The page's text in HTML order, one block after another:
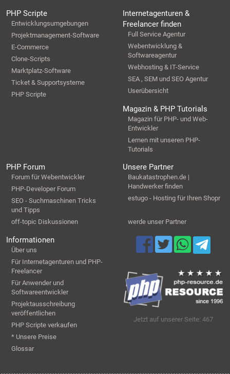
PHP Scripte
Entwicklungsumgebungen
Projektmanagement-Software
E-Commerce
Clone-Scripts
Marktplatz-Software
Ticket & Supportsysteme
PHP Scripte
Internetagenturen &
Freelancer finden
Full Service Agentur
Webentwicklung &
Softwareagentur
Webhosting & IT-Service
SEA , SEM und SEO Agentur
Userübersicht
Magazin & PHP Tutorials
Magazin für PHP- und Web-
Entwickler
Lernen mit unseren PHP-
Tutorials
PHP Forum
Forum für Webentwickler
PHP-Developer Forum
SEO - Suchmaschinen Tricks
und Tipps
off-topic Diskussionen
Unsere Partner
Baukatastrophen.de |
Handwerker finden
estugo - Hosting für Ihren Shopr
werde unser Partner
Informationen
Über uns
Für Internetagenturen und PHP-
Freelancer
Für Anwender und
Softwareentwickler
Projektausschreibung
veröffentlichen
PHP Scripte verkaufen
* Unsere Preise
Glossar
Jetzt auf unserer Seite: 467